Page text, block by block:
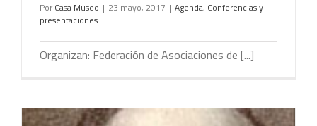
Por Casa Museo | 23 mayo, 2017 | Agenda, Conferencias y
presentaciones
Organizan: Federación de Asociaciones de [...]